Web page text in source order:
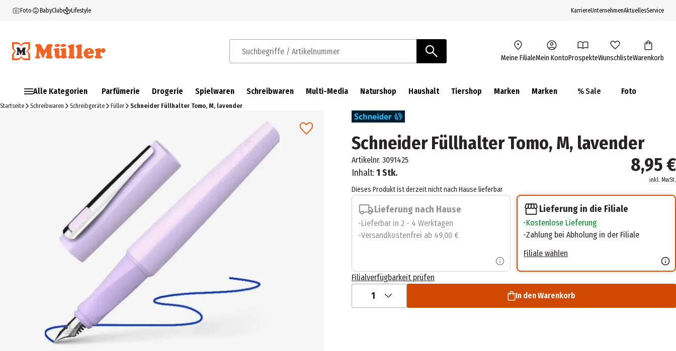
Foto BabyClub Lifestyle KarriereUnternehmenAktuellesService
Suchbegriffe / Artikelnummer Meine FilialeMein KontoProspekteWunschlisteWarenkorb
Alle Kategorien Parfümerie Drogerie Spielwaren Schreibwaren Multi-Media Naturshop Haushalt Tiershop Marken Marken % Sale Foto
Startseite Schreibwaren Schreibgeräte Füller Schneider Füllhalter Tomo, M, lavender
Schneider Füllhalter Tomo, M, lavender
Artikelnr. 3091425
Inhalt:1 Stk. 8,95 €
inkl. MwSt.
Dieses Produkt ist derzeit nicht nach Hause lieferbar
Lieferung nach Hause
Lieferbar in 2 - 4 Werktagen
Versandkostenfrei ab 49,00 €
Lieferung in die Filiale
Kostenlose Lieferung
Zahlung bei Abholung in der Filiale
Filiale wählen
Filialverfügbarkeit prüfen
1 In den Warenkorb